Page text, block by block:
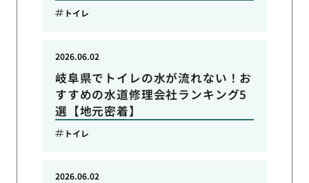
トイレ
岐阜県でトイレの水が流れない！お
すすめの水道修理会社ランキング5
選【地元密着】
2026.06.02
トイレ
2026.06.02